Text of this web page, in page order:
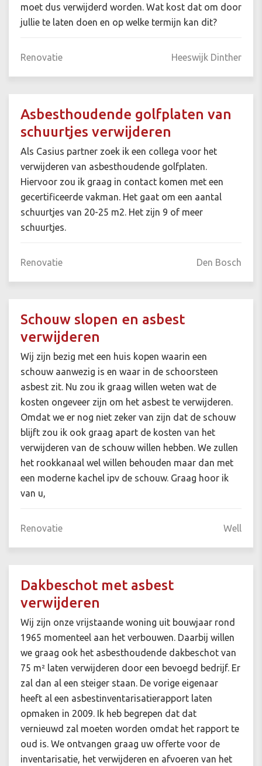
moet dus verwijderd worden. Wat kost dat om door
jullie te laten doen en op welke termijn kan dit?
Renovatie Heeswijk Dinther
Asbesthoudende golfplaten van
schuurtjes verwijderen
Als Casius partner zoek ik een collega voor het
verwijderen van asbesthoudende golfplaten.
Hiervoor zou ik graag in contact komen met een
gecertificeerde vakman. Het gaat om een aantal
schuurtjes van 20-25 m2. Het zijn 9 of meer
schuurtjes.
Renovatie Den Bosch
Schouw slopen en asbest
verwijderen
Wij zijn bezig met een huis kopen waarin een
schouw aanwezig is en waar in de schoorsteen
asbest zit. Nu zou ik graag willen weten wat de
kosten ongeveer zijn om het asbest te verwijderen.
Omdat we er nog niet zeker van zijn dat de schouw
blijft zou ik ook graag apart de kosten van het
verwijderen van de schouw willen hebben. We zullen
het rookkanaal wel willen behouden maar dan met
een moderne kachel ipv de schouw. Graag hoor ik
van u,
Renovatie Well
Dakbeschot met asbest
verwijderen
Wij zijn onze vrijstaande woning uit bouwjaar rond
1965 momenteel aan het verbouwen. Daarbij willen
we graag ook het asbesthoudende dakbeschot van
75 m² laten verwijderen door een bevoegd bedrijf. Er
zal dan al een steiger staan. De vorige eigenaar
heeft al een asbestinventarisatierapport laten
opmaken in 2009. Ik heb begrepen dat dat
vernieuwd zal moeten worden omdat het rapport te
oud is. We ontvangen graag uw offerte voor de
inventarisatie, het verwijderen en afvoeren van het